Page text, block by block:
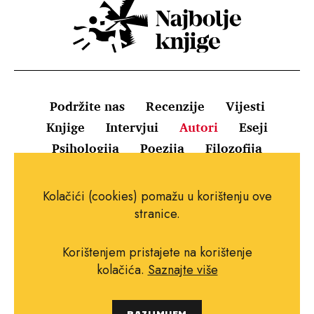
Podržite nas Recenzije
Vijesti
Knjige
Intervjui Autori
Eseji
Psihologija
Poezija Filozofija
Uvjeti korištenja
Pravila o kolačićima
Impressum
Kolačići (cookies) pomažu u korištenju ove
stranice.
Korištenjem pristajete na korištenje
kolačića. Saznajte više